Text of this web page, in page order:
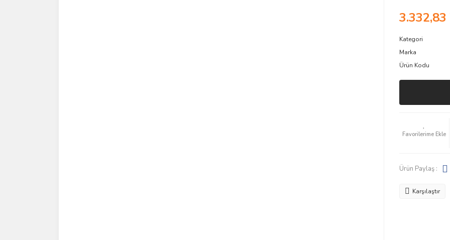
3.332,83
Kategori
Marka
Ürün Kodu
Ürün Paylaş :
Karşılaştır